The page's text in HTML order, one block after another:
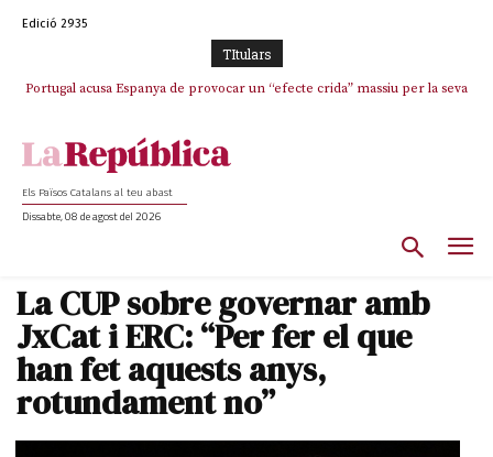
Edició 2935
TItulars
Portugal acusa Espanya de provocar un “efecte crida” massiu per la seva
Els Països Catalans al teu abast
Dissabte, 08 de agost del 2026
La CUP sobre governar amb
JxCat i ERC: “Per fer el que
han fet aquests anys,
rotundament no”